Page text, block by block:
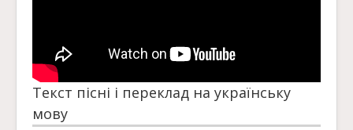
Текст пісні і переклад на українську
мову